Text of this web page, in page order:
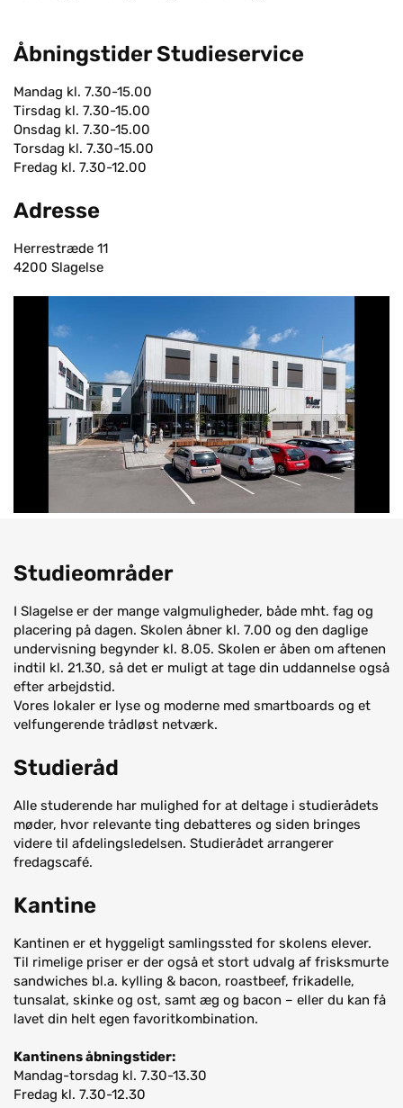
Åbningstider Studieservice
Mandag kl. 7.30-15.00
Tirsdag kl. 7.30-15.00
Onsdag kl. 7.30-15.00
Torsdag kl. 7.30-15.00
Fredag kl. 7.30-12.00
Adresse
Herrestræde 11
4200 Slagelse
Studieområder
I Slagelse er der mange valgmuligheder, både mht. fag og
placering på dagen. Skolen åbner kl. 7.00 og den daglige
undervisning begynder kl. 8.05. Skolen er åben om aftenen
indtil kl. 21.30, så det er muligt at tage din uddannelse også
efter arbejdstid.
Vores lokaler er lyse og moderne med smartboards og et
velfungerende trådløst netværk.
Studieråd
Alle studerende har mulighed for at deltage i studierådets
møder, hvor relevante ting debatteres og siden bringes
videre til afdelingsledelsen. Studierådet arrangerer
fredagscafé.
Kantine
Kantinen er et hyggeligt samlingssted for skolens elever.
Til rimelige priser er der også et stort udvalg af frisksmurte
sandwiches bl.a. kylling & bacon, roastbeef, frikadelle,
tunsalat, skinke og ost, samt æg og bacon – eller du kan få
lavet din helt egen favoritkombination.
Kantinens åbningstider:
Mandag-torsdag kl. 7.30-13.30
Fredag kl. 7.30-12.30